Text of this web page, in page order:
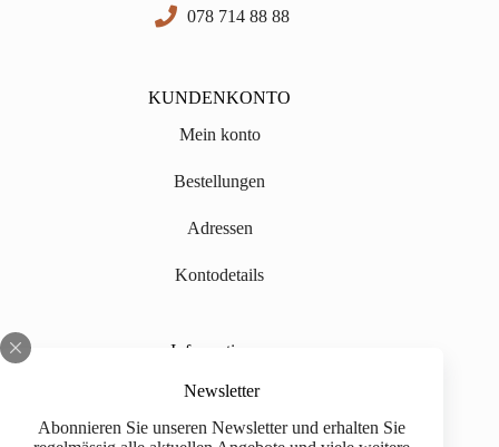
Newsletter
Abonnieren Sie unseren Newsletter und erhalten Sie
078 714 88 88
KUNDENKONTO
Mein konto
Bestellungen
Adressen
Kontodetails
Informationen
Über uns
Impressum